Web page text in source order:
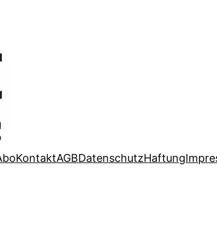
KontaktAGBDatenschutzHaftung